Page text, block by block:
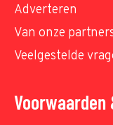
Adverteren
Van onze
Veelgestelde